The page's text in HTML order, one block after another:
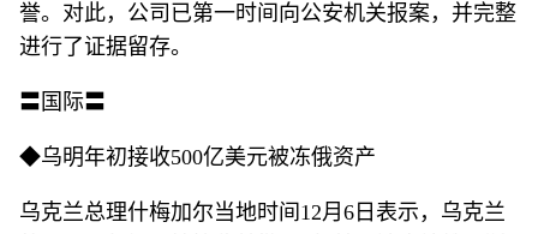
誉。对此，公司已第一时间向公安机关报案，并完整
进行了证据留存。
〓国际〓
◆乌明年初接收500亿美元被冻俄资产
乌克兰总理什梅加尔当地时间12月6日表示，乌克兰